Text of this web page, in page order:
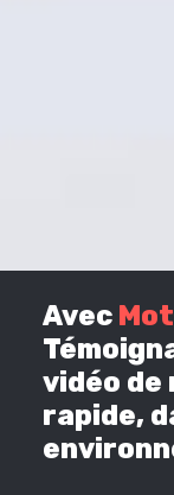
Avec
vidéo de
rapide,